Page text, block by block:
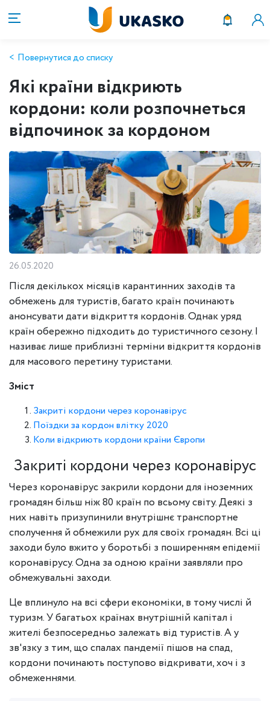
Повернутися до списку
Які країни відкриють
кордони: коли розпочнеться
відпочинок за кордоном
26.05.2020
Після декількох місяців карантинних заходів та
обмежень для туристів, багато країн починають
анонсувати дати відкриття кордонів. Однак уряд
країн обережно підходить до туристичного сезону. І
називає лише приблизні терміни відкриття кордонів
для масового перетину туристами.
Зміст
Закриті кордони через коронавірус
Поїздки за кордон влітку 2020
Коли відкриють кордони країни Європи
Закриті кордони через коронавірус
Через коронавірус закрили кордони для іноземних
громадян більш ніж 80 країн по всьому світу. Деякі з
них навіть призупинили внутрішнє транспортне
сполучення й обмежили рух для своїх громадян. Всі ці
заходи було вжито у боротьбі з поширенням епідемії
коронавірусу. Одна за одною країни заявляли про
обмежувальні заходи.
Це вплинуло на всі сфери економіки, в тому числі й
туризм. У багатьох країнах внутрішній капітал і
жителі безпосередньо залежать від туристів. А у
зв'язку з тим, що спалах пандемії пішов на спад,
кордони починають поступово відкривати, хоч і з
обмеженнями.